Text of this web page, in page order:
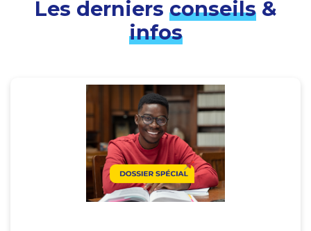
Les derniers conseils&
infos